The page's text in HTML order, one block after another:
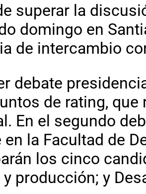
superar la
domingo en
de intercambio
debate
de rating,
En el segundo
la Facultad de
los cinco
y producción; y